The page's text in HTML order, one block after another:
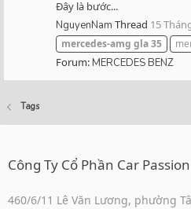
Đây là bước...
NguyenNam Thread 15
mercedes-amg gla35
Forum:MERCEDES BENZ
Tags
Công Ty Cổ Phần Car Passion
460/6/11 Lê Văn Lương, phường